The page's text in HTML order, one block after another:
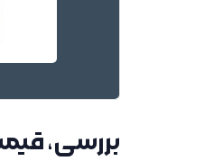
بررسی،